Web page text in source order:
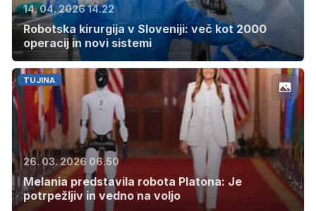
14. 04. 2026 14.22
Robotska kirurgija v Sloveniji: več kot 2000
operacij in novi sistemi
TUJINA
26. 03. 2026 06.50
Melania predstavila robota Platona: Je
potrpežljiv in vedno na voljo